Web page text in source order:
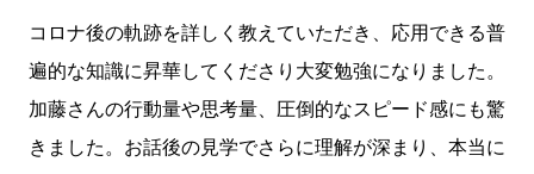
コロナ後の軌跡を詳しく教えていただき、応用できる普
遍的な知識に昇華してくださり大変勉強になりました。
加藤さんの行動量や思考量、圧倒的なスピード感にも驚
きました。お話後の見学でさらに理解が深まり、本当に